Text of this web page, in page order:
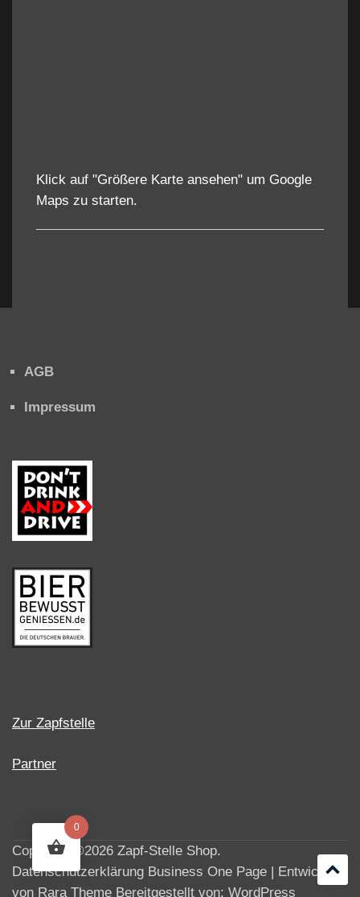
Klick auf "Größere Karte ansehen" um Google
Maps zu starten.
AGB
Impressum
Zur Zapfstelle
Partner
Copyright ©2026 Zapf-Stelle Shop.
Datenschutzerklärung Business One Page | Entwickelt
von Rara Theme Bereitgestellt von: WordPress
0